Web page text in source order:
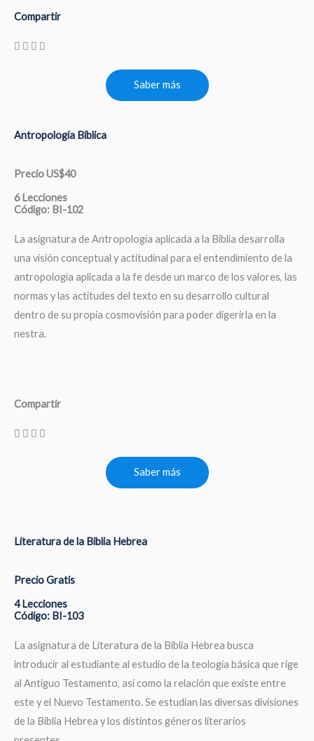
Compartir
Saber más
Antropología Bíblica
Precio US$40
6 Lecciones
Código: BI-102
La asignatura de Antropología aplicada a la Biblia desarrolla
una visión conceptual y actitudinal para el entendimiento de la
antropología aplicada a la fe desde un marco de los valores, las
normas y las actitudes del texto en su desarrollo cultural
dentro de su propia cosmovisión para poder digerirla en la
nestra.
Compartir
Saber más
Literatura de la Biblia Hebrea
Precio Gratis
4 Lecciones
Código: BI-103
La asignatura de Literatura de la Biblia Hebrea busca
introducir al estudiante al estudio de la teología básica que rige
al Antiguo Testamento, así como la relación que existe entre
este y el Nuevo Testamento. Se estudian las diversas divisiones
de la Biblia Hebrea y los distintos géneros literarios